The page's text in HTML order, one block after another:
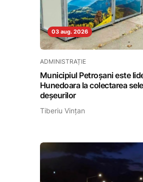
03 aug. 2026
ADMINISTRAȚIE
Municipiul Petroșani este
Hunedoara la colectarea
deșeurilor
Tiberiu Vințan